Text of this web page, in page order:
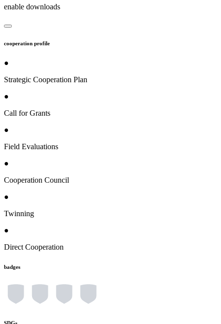
enable downloads
cooperation profile
●
Strategic Cooperation Plan
●
Call for Grants
●
Field Evaluations
●
Cooperation Council
●
Twinning
●
Direct Cooperation
badges